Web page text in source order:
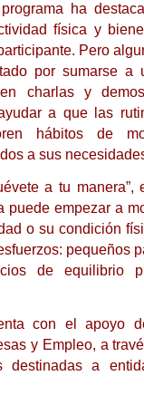
ha
física y
Pero
por sumarse a
charlas y
a que las
hábitos de
a sus
a tu manera”,
puede empezar a
o su condición
pequeños
de equilibrio
con el apoyo
y Empleo, a
destinadas a